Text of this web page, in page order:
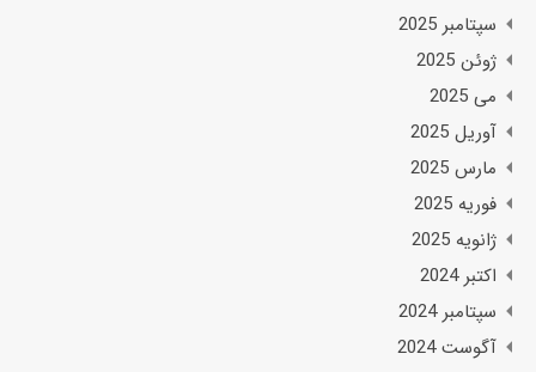
سپتامبر 2025
ژوئن 2025
می 2025
آوریل 2025
مارس 2025
فوریه 2025
ژانویه 2025
اکتبر 2024
سپتامبر 2024
آگوست 2024